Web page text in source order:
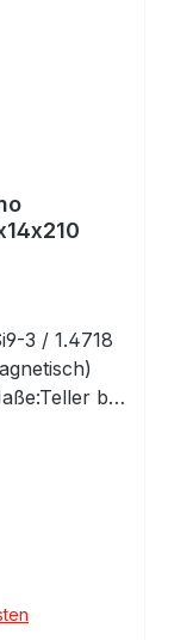
3 / 1.4718
bis
Oldtimer